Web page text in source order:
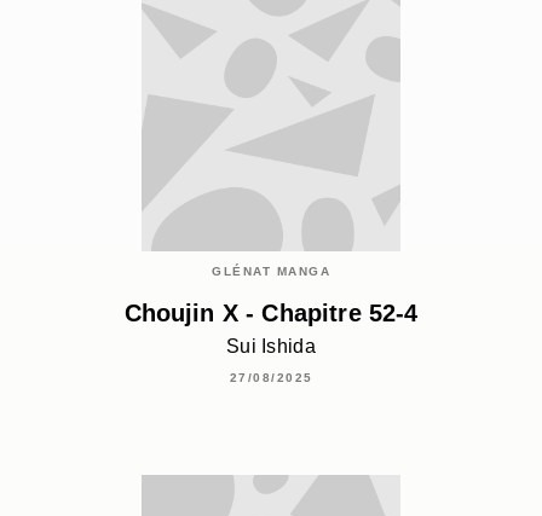
GLÉNAT MANGA
Choujin X - Chapitre 52-4
Sui Ishida
27/08/2025